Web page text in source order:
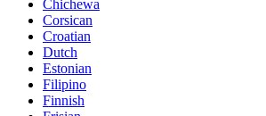
Chichewa
Corsican
Croatian
Dutch
Estonian
Filipino
Finnish